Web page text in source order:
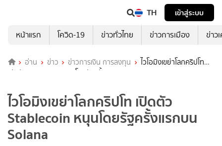
TH
เข้าสู่ระบบ
หน้าแรก
โควิด-19 ข่าวทั่วไทย ข่าวการเมือง ข่าว
อ่าน ข่าว ข่าวการเงิน การลงทุน
ไวโอมิงเขย่าโลกคริปโท
เปิดตัว Stablecoin หนุนโดยรัฐครั้งแรกบน Solana
ไวโอมิงเขย่าโลกคริปโท เปิดตัว
Stablecoin หนุนโดยรัฐครั้งแรกบน
Solana